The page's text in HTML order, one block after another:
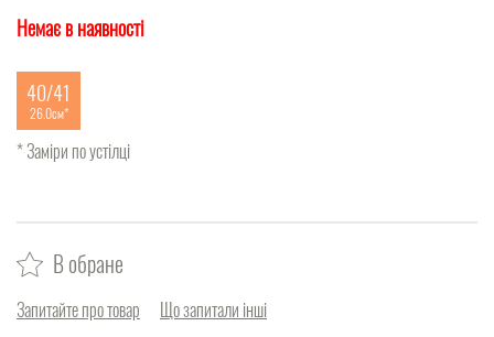
Немає в наявності
40/41
26.0см
* Заміри по устілці
В обране
Запитайте про товар Що запитали інші